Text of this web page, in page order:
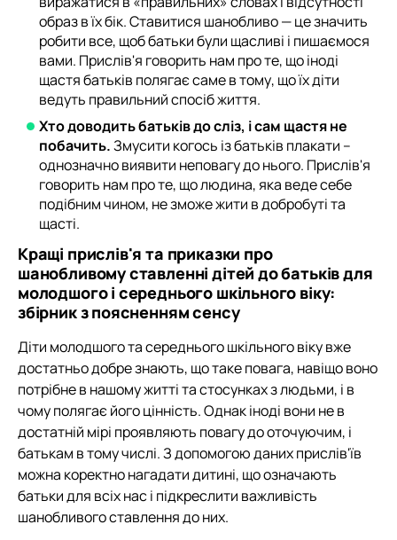
образ в їх бік. Ставитися шанобливо — це значить
робити все, щоб батьки були щасливі і пишаємося
вами. Прислів'я говорить нам про те, що іноді
щастя батьків полягає саме в тому, що їх діти
ведуть правильний спосіб життя.
Хто доводить батьків до сліз, і сам щастя не
побачить.Змусити когось із батьків плакати –
однозначно виявити неповагу до нього. Прислів'я
говорить нам про те, що людина, яка веде себе
подібним чином, не зможе жити в добробуті та
щасті.
Кращі прислів'я та приказки про
шанобливому ставленні дітей до батьків для
молодшого і середнього шкільного віку:
збірник з поясненням сенсу
Діти молодшого та середнього шкільного віку вже
достатньо добре знають, що таке повага, навіщо воно
потрібне в нашому житті та стосунках з людьми, і в
чому полягає його цінність. Однак іноді вони не в
достатній мірі проявляють повагу до оточуючим, і
батькам в тому числі. З допомогою даних прислів'їв
можна коректно нагадати дитині, що означають
батьки для всіх нас і підкреслити важливість
шанобливого ставлення до них.